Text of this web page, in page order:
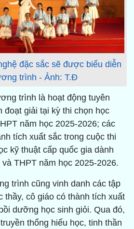
đặc sắc sẽ được biểu diễn
trình - Ảnh: T.Đ
trình là hoạt động tuyên
đoạt giải tại kỳ thi chọn học
năm học 2025-2026; các
tích xuất sắc trong cuộc thi
kỹ thuật cấp quốc gia dành
THPT năm học 2025-2026.
trình cũng vinh danh các tập
thầy, cô giáo có thành tích xuất
dưỡng học sinh giỏi. Qua đó,
thống hiếu học, tinh thần